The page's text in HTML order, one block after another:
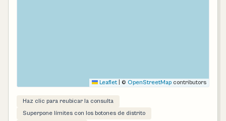
Leaflet © OpenStreetMap contributors
Haz clic para reubicar la consulta
Superpone límites con los botones de distrito